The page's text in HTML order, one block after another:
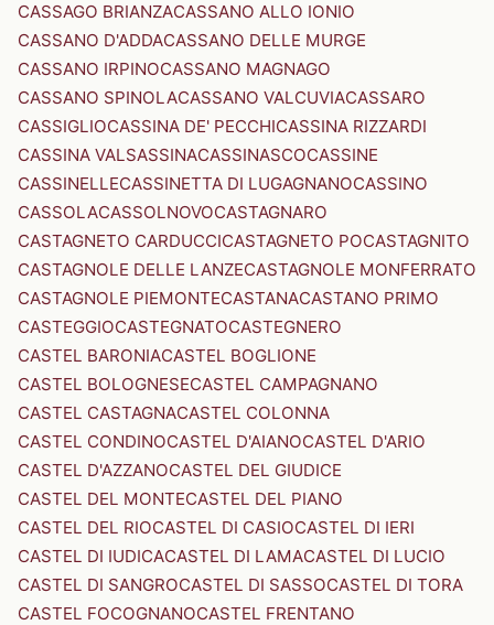
CASSAGO BRIANZACASSANO ALLO IONIO
CASSANO D'ADDACASSANO DELLE MURGE
CASSANO IRPINOCASSANO MAGNAGO
CASSANO SPINOLACASSANO VALCUVIACASSARO
CASSIGLIOCASSINA DE' PECCHICASSINA RIZZARDI
CASSINA VALSASSINACASSINASCOCASSINE
CASSINELLECASSINETTA DI LUGAGNANOCASSINO
CASSOLACASSOLNOVOCASTAGNARO
CASTAGNETO CARDUCCICASTAGNETO POCASTAGNITO
CASTAGNOLE DELLE LANZECASTAGNOLE MONFERRATO
CASTAGNOLE PIEMONTECASTANACASTANO PRIMO
CASTEGGIOCASTEGNATOCASTEGNERO
CASTEL BARONIACASTEL BOGLIONE
CASTEL BOLOGNESECASTEL CAMPAGNANO
CASTEL CASTAGNACASTEL COLONNA
CASTEL CONDINOCASTEL D'AIANOCASTEL D'ARIO
CASTEL D'AZZANOCASTEL DEL GIUDICE
CASTEL DEL MONTECASTEL DEL PIANO
CASTEL DEL RIOCASTEL DI CASIOCASTEL DI IERI
CASTEL DI IUDICACASTEL DI LAMACASTEL DI LUCIO
CASTEL DI SANGROCASTEL DI SASSOCASTEL DI TORA
CASTEL FOCOGNANOCASTEL FRENTANO